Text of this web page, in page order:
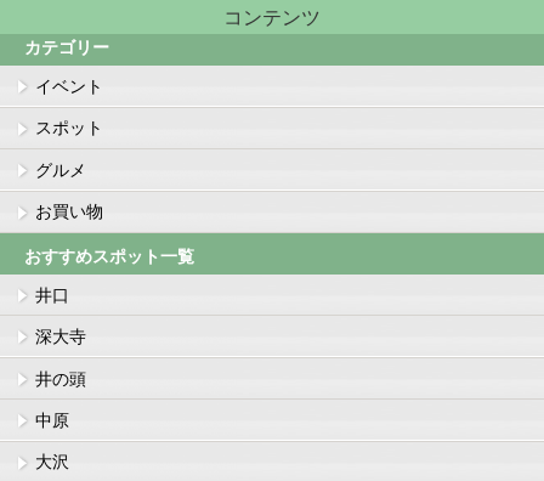
コンテンツ
カテゴリー
イベント
スポット
グルメ
お買い物
おすすめスポット一覧
井口
深大寺
井の頭
中原
大沢